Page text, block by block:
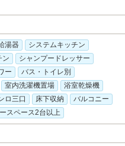
湯器
システムキッチン
ン
シャンプードレッサー
ー
バス・トイレ別
室内洗濯機置場
浴室乾燥機
ロ三口 床下収納
バルコニー
スペース2台以上